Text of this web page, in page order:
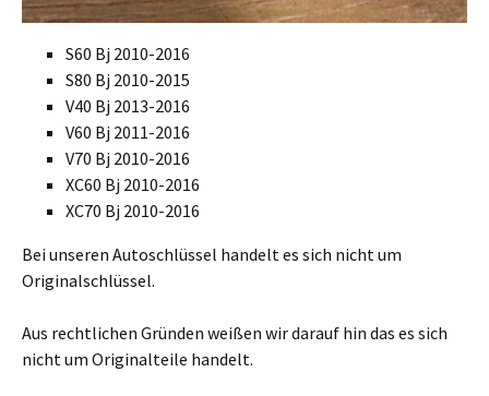
S60 Bj 2010-2016
S80 Bj 2010-2015
V40 Bj 2013-2016
V60 Bj 2011-2016
V70 Bj 2010-2016
XC60 Bj 2010-2016
XC70 Bj 2010-2016
Bei unseren Autoschlüssel handelt es sich nicht um
Originalschlüssel.
Aus rechtlichen Gründen weißen wir darauf hin das es sich
nicht um Originalteile handelt.